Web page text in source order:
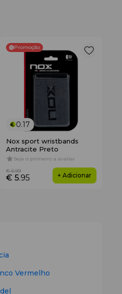
Promoção
0.17
Nox sport wristbands
Antracite Preto
Seja o primeiro a avaliar
€ 5.95
€ 6.99
+ Adicionar
Vermelho